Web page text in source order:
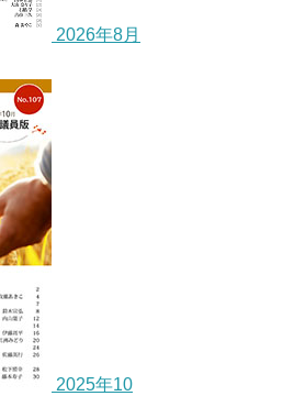
2026年8月
2025年10